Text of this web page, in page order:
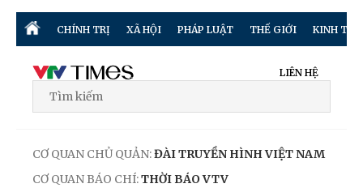
CHÍNH TRỊ XÃ HỘI PHÁP LUẬT THẾ GIỚI KINH TẾ
LIÊN HỆ
CƠ QUAN CHỦ QUẢN:ĐÀI TRUYỀN HÌNH VIỆT NAM
CƠ QUAN BÁO CHÍ:THỜI BÁO VTV